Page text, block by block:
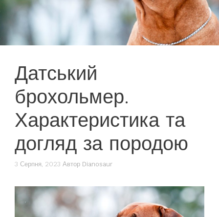
Датський
брохольмер.
Характеристика та
догляд за породою
3 Серпня, 2023 Автор Dianosaur